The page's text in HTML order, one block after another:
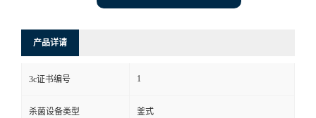
产品详请
3c证书编号 1
杀菌设备类型 釜式